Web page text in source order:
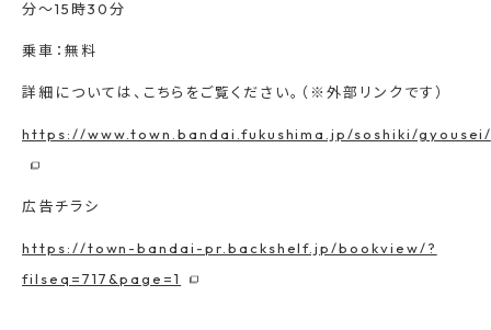
分〜15時30分
乗車：無料
詳細については、こちらをご覧ください。（※外部リンクです）
https://www.town.bandai.fukushima.jp/soshiki/
広告チラシ
https://town-bandai-pr.backshelf.jp/bookview/?
filseq=717&page=1